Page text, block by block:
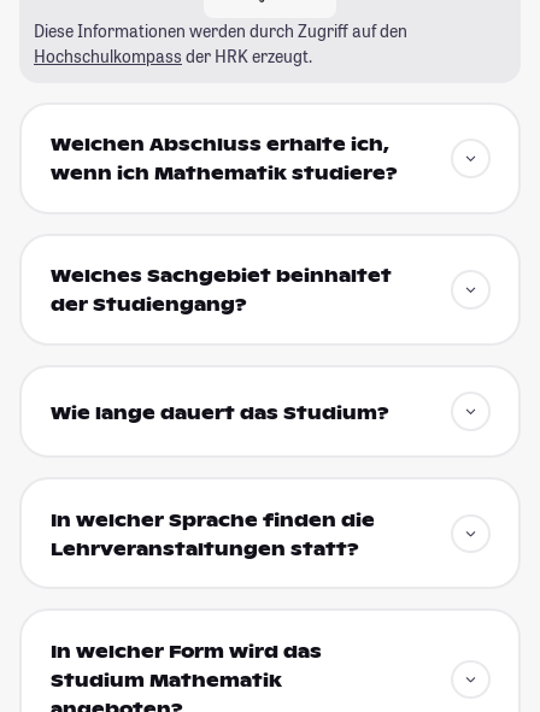
Diese Informationen werden durch Zugriff auf den
Hochschulkompass der HRK erzeugt.
Welchen Abschluss erhalte ich,
wenn ich Mathematik studiere?
Welches Sachgebiet beinhaltet
der Studiengang?
Wie lange dauert das Studium?
In welcher Sprache finden die
Lehrveranstaltungen statt?
In welcher Form wird das
Studium Mathematik